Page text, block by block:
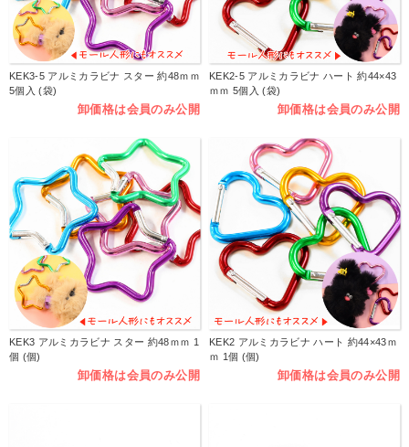
KEK3-5 アルミカラビナ スター 約48ｍｍ
5個入 (袋)
卸価格は会員のみ公開
KEK2-5 アルミカラビナ ハート 約44×43
ｍｍ 5個入 (袋)
卸価格は会員のみ公開
KEK3 アルミカラビナ スター 約48ｍｍ 1
個 (個)
卸価格は会員のみ公開
KEK2 アルミカラビナ ハート 約44×43ｍ
ｍ 1個 (個)
卸価格は会員のみ公開